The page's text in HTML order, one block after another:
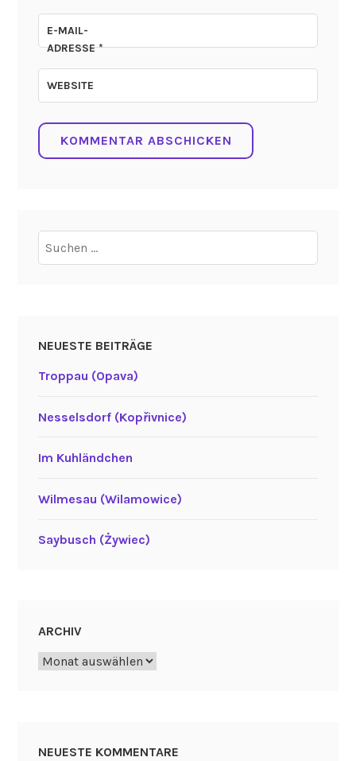
E-MAIL-
ADRESSE*
WEBSITE
nach:
NEUESTE BEITRÄGE
Troppau (Opava)
Nesselsdorf (Kopřivnice)
Im Kuhländchen
Wilmesau (Wilamowice)
Saybusch (Żywiec)
ARCHIV
Archiv
NEUESTE KOMMENTARE